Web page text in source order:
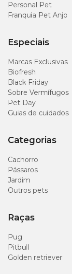
Personal Pet
Franquia Pet Anjo
Especiais
Marcas Exclusivas
Biofresh
Black Friday
Sobre Vermífugos
Pet Day
Guias de cuidados
Categorias
Cachorro
Pássaros
Jardim
Outros pets
Raças
Pug
Pitbull
Golden retriever